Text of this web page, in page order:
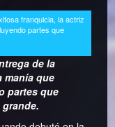
franquicia, la actriz
partes que
de la
manía que
partes que